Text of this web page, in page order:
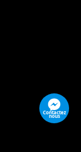
Contactez
nous